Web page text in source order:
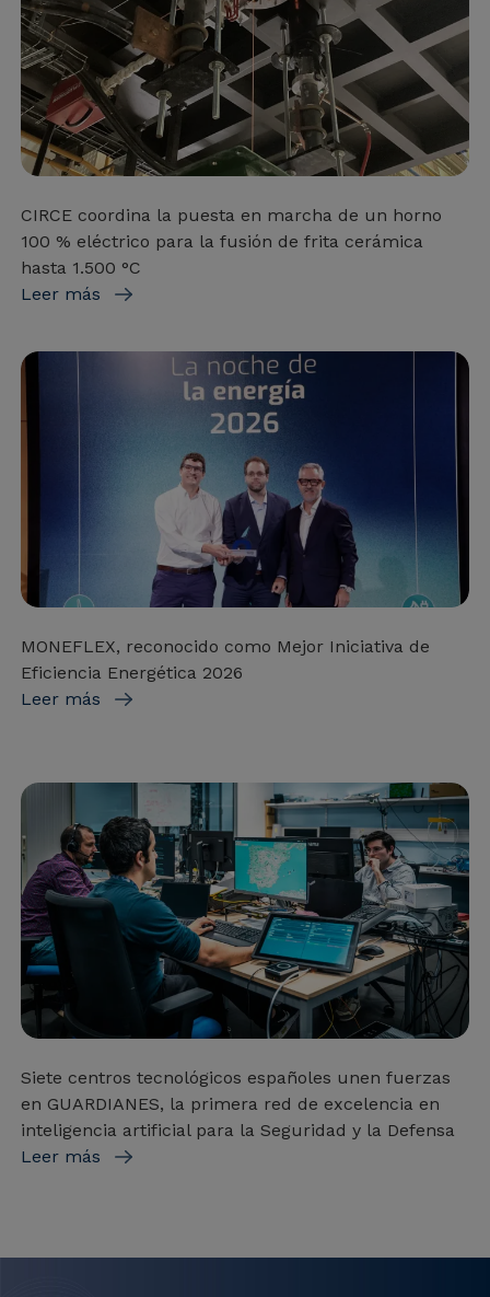
CIRCE coordina la puesta en marcha de un horno
100 % eléctrico para la fusión de frita cerámica
hasta 1.500 °C
Leer más
MONEFLEX, reconocido como Mejor Iniciativa de
Eficiencia Energética 2026
Leer más
Siete centros tecnológicos españoles unen fuerzas
en GUARDIANES, la primera red de excelencia en
inteligencia artificial para la Seguridad y la Defensa
Leer más